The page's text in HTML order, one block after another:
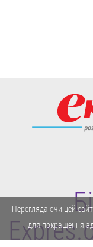
Переглядаючи цей
для покращення